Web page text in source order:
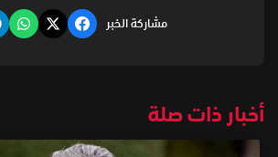
مشاركة الخبر
أخبار ذات صلة